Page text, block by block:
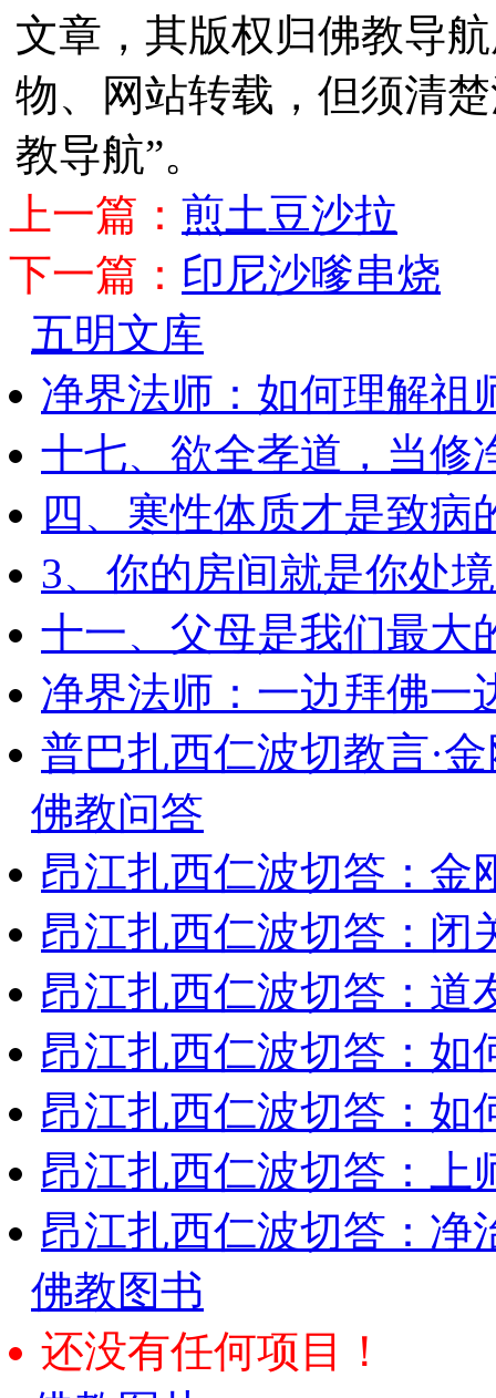
文章，其版权归佛教导
物、网站转载，但须清
教导航”。
上一篇： 煎土豆沙拉
下一篇： 印尼沙嗲串烧
五明文库
净界法师：如何理解祖
十七、欲全孝道，当修
四、寒性体质才是致病
3、你的房间就是你处
十一、父母是我们最大
净界法师：一边拜佛一
普巴扎西仁波切教言·
佛教问答
昂江扎西仁波切答：金
昂江扎西仁波切答：闭
昂江扎西仁波切答：道
昂江扎西仁波切答：如
昂江扎西仁波切答：如
昂江扎西仁波切答：上
昂江扎西仁波切答：净
佛教图书
还没有任何项目！